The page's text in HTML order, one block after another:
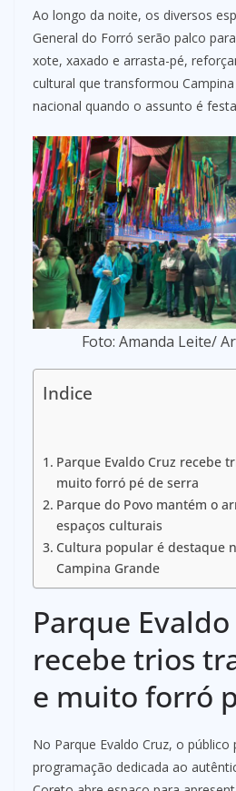
Ao longo da noite, os diversos
General do Forró serão palco
xote, xaxado e arrasta-pé,
cultural que transformou
nacional quando o assunto é
Foto: Amanda Leite/
Indice
Parque Evaldo Cruz recebe
muito forró pé de serra
Parque do Povo mantém o
espaços culturais
Cultura popular é destaque
Campina Grande
Parque
recebe trios
e muito forró
No Parque Evaldo Cruz, o
programação dedicada ao